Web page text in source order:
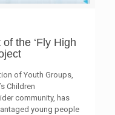
the ‘Fly High
of Youth Groups,
Children
community, has
young people